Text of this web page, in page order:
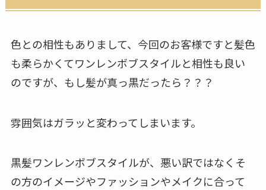
色との相性もありまして、今回のお客様ですと髪色
も柔らかくてワンレンボブスタイルと相性も良い
のですが、もし髪が真っ黒だったら？？？
雰囲気はガラッと変わってしまいます。
黒髪ワンレンボブスタイルが、悪い訳ではなくそ
の方のイメージやファッションやメイクに合って